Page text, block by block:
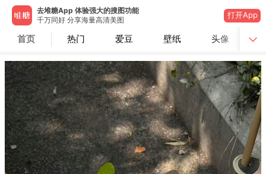
去堆糖App 体验强大的搜图功能
千万同好 分享海量高清美图
打开App
首页 热门 爱豆 壁纸 头像